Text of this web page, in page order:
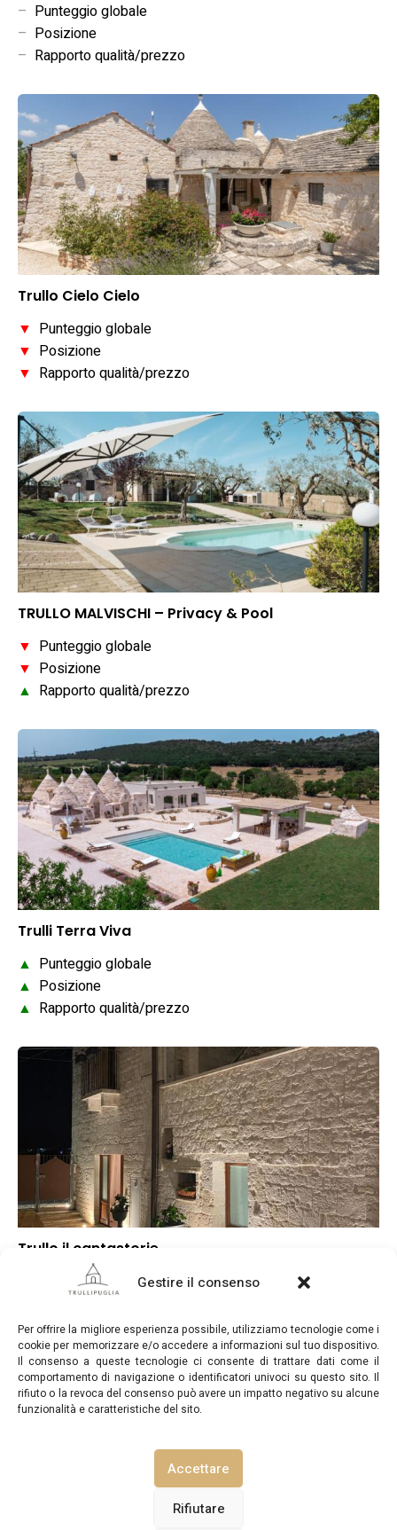
Gestire il consenso
Per offrire la migliore esperienza possibile, utilizziamo tecnologie come i
cookie per memorizzare e/o accedere a informazioni sul tuo dispositivo.
Il consenso a queste tecnologie ci consente di trattare dati come il
comportamento di navigazione o identificatori univoci su questo sito. Il
rifiuto o la revoca del consenso può avere un impatto negativo su alcune
funzionalità e caratteristiche del sito.
Accettare
Rifiutare
– Punteggio globale
– Posizione
– Rapporto qualità/prezzo
Trullo Cielo Cielo
▼ Punteggio globale
▼ Posizione
▼ Rapporto qualità/prezzo
TRULLO MALVISCHI – Privacy & Pool
▼ Punteggio globale
▼ Posizione
▲ Rapporto qualità/prezzo
Trulli Terra Viva
▲ Punteggio globale
▲ Posizione
▲ Rapporto qualità/prezzo
Trullo il cantastorie
Punteggio globale
–Rapporto qualità/prezzo
TrulliPuglia.com © Copyright 2026. Tutti i diritti riservati.
INFORMATIVA SULLA PRIVACY